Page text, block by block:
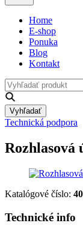
Home
E-shop
Ponuka
Blog
Kontakt
Vyhľadať
Technická podpora
Rozhlasová
Katalógové číslo:
Technické info